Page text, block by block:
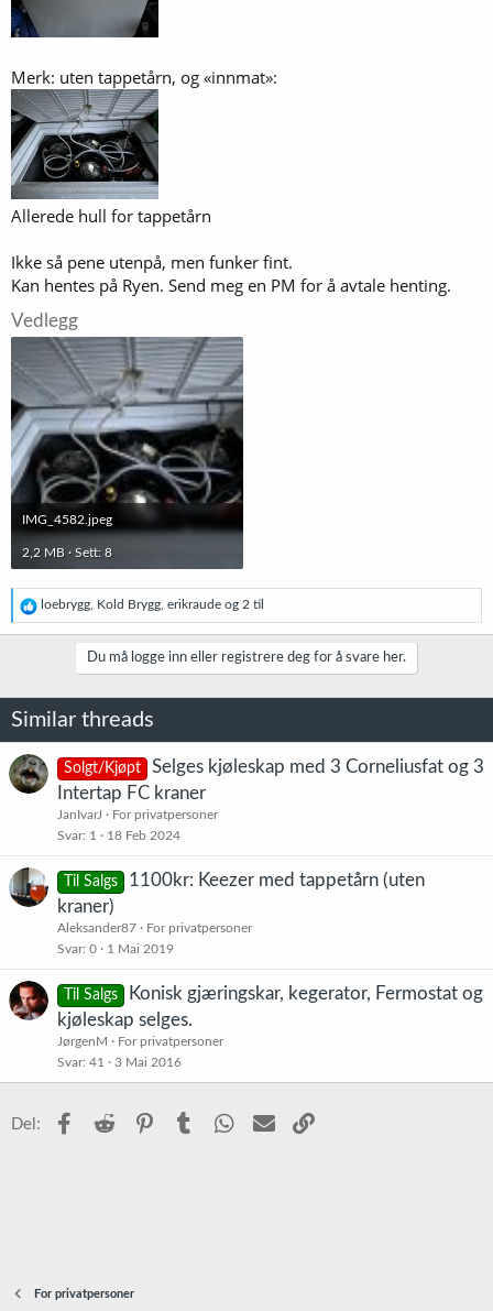
Merk: uten tappetårn, og «innmat»:
Allerede hull for tappetårn
Ikke så pene utenpå, men funker fint.
Kan hentes på Ryen. Send meg en PM for å avtale henting.
Vedlegg
IMG_4582.jpeg
2,2 MB · Sett: 8
R
e
a
n
e
r
:
loebrygg Kold Brygg erikraude og 2 til
Du må logge inn eller registrere deg for å svare her.
Similar threads
Solgt/Kjøpt
Selges kjøleskap med 3 Corneliusfat og 3
Intertap FC kraner
JanIvarJ
For privatpersoner
Svar 1 18 Feb 2024
Til Salgs
1100kr: Keezer med tappetårn (uten
kraner)
Aleksander87
For privatpersoner
Svar 0 1 Mai 2019
Til Salgs
Konisk gjæringskar, kegerator, Fermostat og
kjøleskap selges.
JørgenM
For privatpersoner
Svar 41 3 Mai 2016
Del: Facebook
Reddit PinterestTumblr WhatsApp
E-post
For privatpersoner